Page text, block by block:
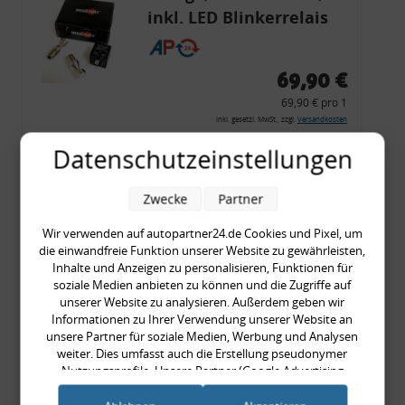
inkl. LED Blinkerrelais
CF 14
69,90 €
69,90 € pro 1
inkl. gesetzl. MwSt., zzgl. Versandkosten
Merkzettel
Rückleuchtenband mit
Blinker, rot, US-Ecken,
Audi 80 Cabrio, Typ 89,
OE-Nr.: 8G0945225 +
8G0945225C
999,99 €
Datenschutzeinstellungen
Wir verwenden auf autopartner24.de Cookies und Pixel, um
die einwandfreie Funktion unserer Website zu gewährleisten,
Inhalte und Anzeigen zu personalisieren, Funktionen für
soziale Medien anbieten zu können und die Zugriffe auf
unserer Website zu analysieren. Außerdem geben wir
Informationen zu Ihrer Verwendung unserer Website an
unsere Partner für soziale Medien, Werbung und Analysen
weiter. Dies umfasst auch die Erstellung pseudonymer
Nutzungsprofile. Unsere Partner (Google Advertising
Products) führen diese Informationen möglicherweise mit
Zwecke Partner